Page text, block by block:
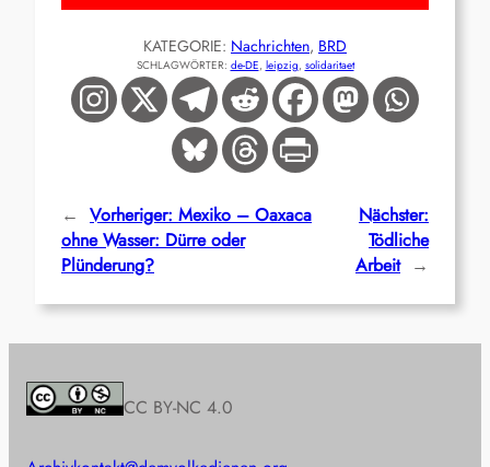
KATEGORIE: Nachrichten, BRD
SCHLAGWÖRTER: de-DE, leipzig, solidaritaet
← Vorheriger: Mexiko – Oaxaca
ohne Wasser: Dürre oder
Plünderung?
Nächster:
Tödliche
Arbeit →
CC BY-NC 4.0